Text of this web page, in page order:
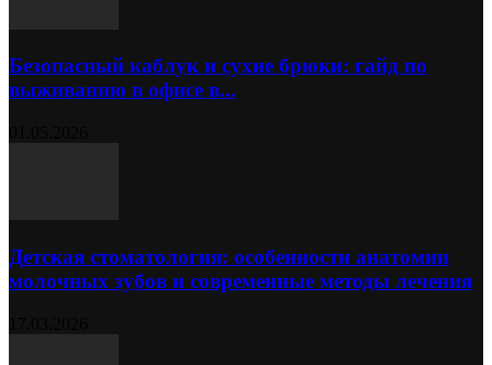
Безопасный каблук и сухие брюки: гайд по
выживанию в офисе в...
Детская стоматология: особенности анатомии
молочных зубов и современные методы лечения